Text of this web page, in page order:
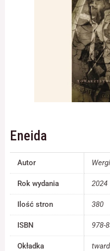
Eneida
Autor
Rok wydania 2024
Ilość stron 380
ISBN 978-
Okładka